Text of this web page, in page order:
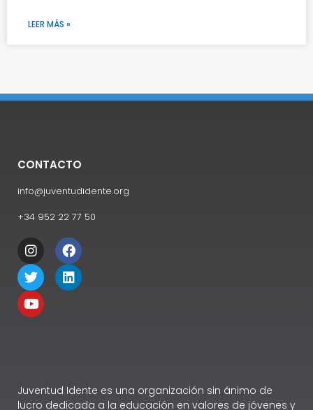
LEER MÁS »
CONTACTO
info@juventudidente.org
+34 952 22 77 50
Juventud Idente es una organización sin ánimo de
lucro dedicada a la educación en valores de jóvenes y